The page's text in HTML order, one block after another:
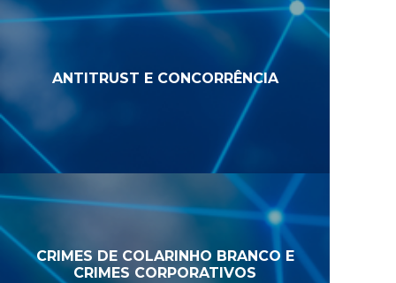
ANTITRUST E CONCORRÊNCIA
CRIMES DE COLARINHO BRANCO E
CRIMES CORPORATIVOS